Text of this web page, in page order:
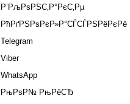
Р’РљРѕРЅС‚Р°РєС‚Рµ
РћРґРЅРѕРєР»Р°СЃСЃРЅРёРєРё
Telegram
Viber
WhatsApp
РњРѕР№ РњРёСЂ